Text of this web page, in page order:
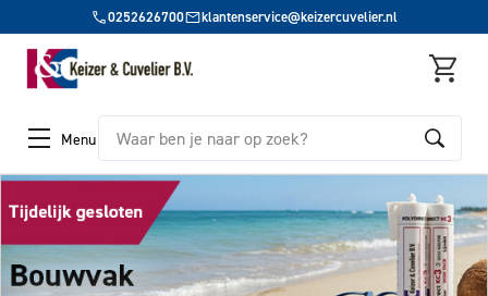
0252626700 klantenservice@keizercuvelier.nl
Menu Zoeken